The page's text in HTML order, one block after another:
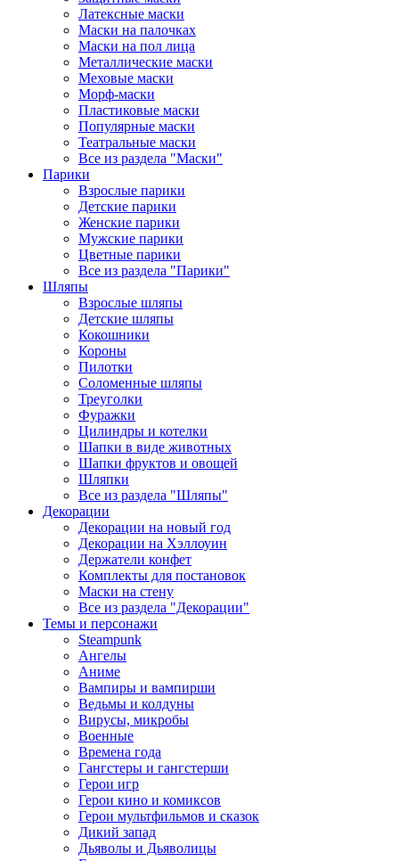
Латексные маски
Маски на палочках
Маски на пол лица
Металлические маски
Меховые маски
Морф-маски
Пластиковые маски
Популярные маски
Театральные маски
Все из раздела "Маски"
Парики
Взрослые парики
Детские парики
Женские парики
Мужские парики
Цветные парики
Все из раздела "Парики"
Шляпы
Взрослые шляпы
Детские шляпы
Кокошники
Короны
Пилотки
Соломенные шляпы
Треуголки
Фуражки
Цилиндры и котелки
Шапки в виде животных
Шапки фруктов и овощей
Шляпки
Все из раздела "Шляпы"
Декорации
Декорации на новый год
Декорации на Хэллоуин
Держатели конфет
Комплекты для постановок
Маски на стену
Все из раздела "Декорации"
Темы и персонажи
Steampunk
Ангелы
Аниме
Вампиры и вампирши
Ведьмы и колдуны
Вирусы, микробы
Военные
Времена года
Гангстеры и гангстерши
Герои игр
Герои кино и комиксов
Герои мультфильмов и сказок
Дикий запад
Дьяволы и Дьяволицы